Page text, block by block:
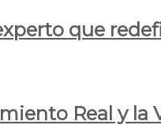
que
Real y